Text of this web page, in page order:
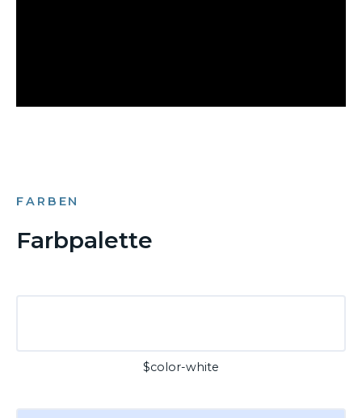
FARBEN
Farbpalette
$color-white